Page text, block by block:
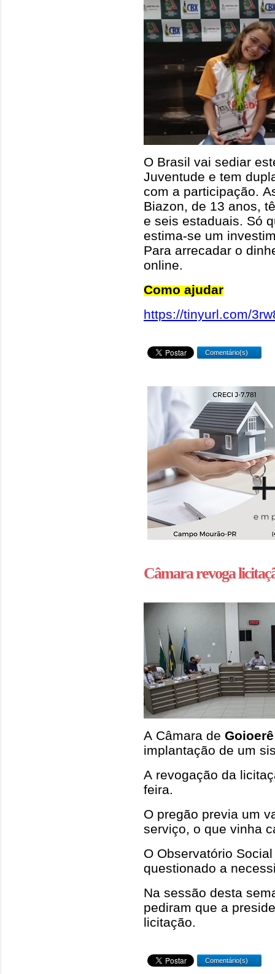
O Brasil vai sediar
Juventude e tem
com a participação.
Biazon, de 13 anos,
e seis estaduais. Só
estima-se um
Para arrecadar o
online.
Como ajudar
https://tinyurl.com/
Comentário(s)
Câmara revoga
A Câmara de Goioerê
implantação de um
A revogação da
feira.
O pregão previa um
serviço, o que vinha
O Observatório
questionado a
Na sessão desta
pediram que a
licitação.
Comentário(s)